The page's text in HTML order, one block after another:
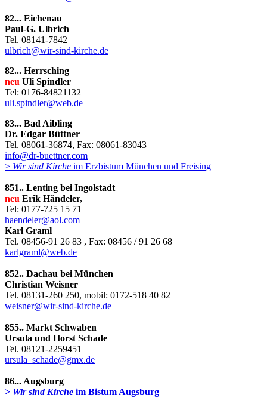
82... Eichenau
Paul-G. Ulbrich
Tel. 08141-7842
ulbrich@wir-sind-kirche.de
82... Herrsching
neu Uli Spindler
Tel: 0176-84821132
uli.spindler@web.de
83... Bad Aibling
Dr. Edgar Büttner
Tel. 08061-36874, Fax: 08061-83043
info@dr-buettner.com
> Wir sind Kirche im Erzbistum München und Freising
851.. Lenting bei Ingolstadt
neu Erik Händeler,
Tel: 0177-725 15 71
haendeler@aol.com
Karl Graml
Tel. 08456-91 26 83 , Fax: 08456 / 91 26 68
karlgraml@web.de
852.. Dachau bei München
Christian Weisner
Tel. 08131-260 250, mobil: 0172-518 40 82
weisner@wir-sind-kirche.de
855.. Markt Schwaben
Ursula und Horst Schade
Tel. 08121-2259451
ursula_schade@gmx.de
86... Augsburg
> Wir sind Kirche im Bistum Augsburg